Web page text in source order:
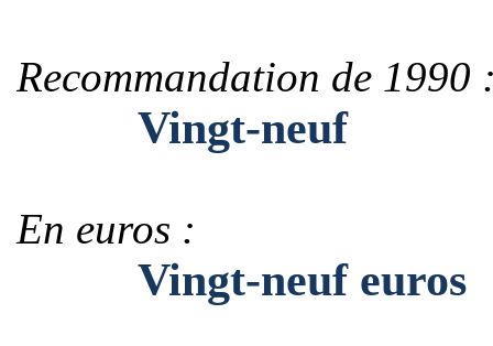
Recommandation de 1990
Vingt-neuf
En euros :
Vingt-neuf euros